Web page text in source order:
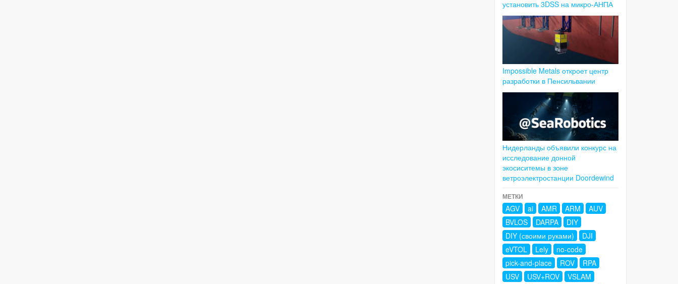
установить 3DSS на микро-АНПА
Impossible Metals откроет центр
разработки в Пенсильвании
Нидерланды объявили конкурс на
исследование донной
экосиситемы в зоне
ветроэлектростанции Doordewind
МЕТКИ
AGV ai AMR ARM
AUV
BVLOS
DARPA
DIY
DIY (своими руками)
DJI
eVTOL
Lely
no-code
pick-and-place
ROV
RPA
USV
USV+ROV
VSLAM